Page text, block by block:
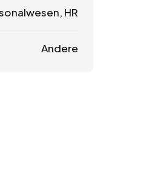
HR
Andere